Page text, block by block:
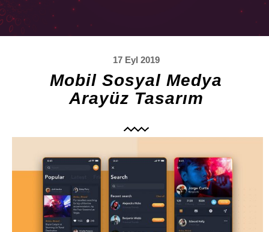
17 Eyl 2019
Mobil Sosyal Medya
Arayüz Tasarım